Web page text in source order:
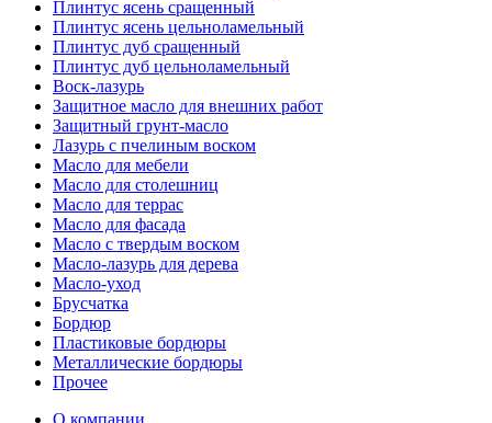
Плинтус ясень сращенный
Плинтус ясень цельноламельный
Плинтус дуб сращенный
Плинтус дуб цельноламельный
Воск-лазурь
Защитное масло для внешних работ
Защитный грунт-масло
Лазурь с пчелиным воском
Масло для мебели
Масло для столешниц
Масло для террас
Масло для фасада
Масло с твердым воском
Масло-лазурь для дерева
Масло-уход
Брусчатка
Бордюр
Пластиковые бордюры
Металлические бордюры
Прочее